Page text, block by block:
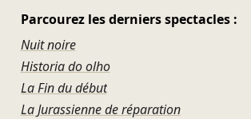
Parcourez les derniers spectacles :
Nuit noire
Historia do olho
La Fin du début
La Jurassienne de réparation